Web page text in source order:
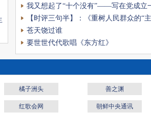
由”都成了一种奢望，如何保障正常休
我又想起了“十个没有”——写在党成立
【时评三句半】：《重树人民群众的“
感，是新时代教育的重中之重》
苍天饶过谁
要世世代代歌唱《东方红》
橘子洲头 善之渊
红歌会网 朝鲜中央通讯